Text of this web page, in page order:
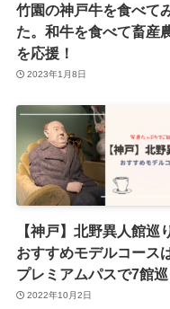
竹園の神戸牛を食べて
た。和牛を食べて畜産
を応援！
2023年1月8日
【神戸】北野異人館巡
おすすめモデルコース
プレミアムパスで7館巡
2022年10月2日